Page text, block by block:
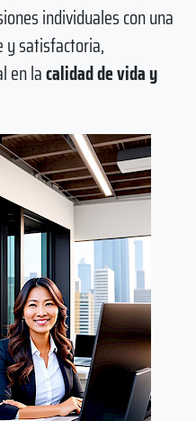
individuales con una
satisfactoria,
en lacalidad de vida y